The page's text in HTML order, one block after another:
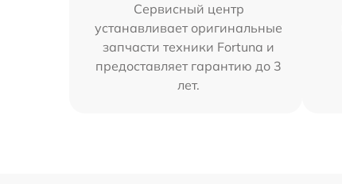
Сервисный центр
устанавливает оригинальные
запчасти техники Fortuna и
предоставляет гарантию до 3
лет.